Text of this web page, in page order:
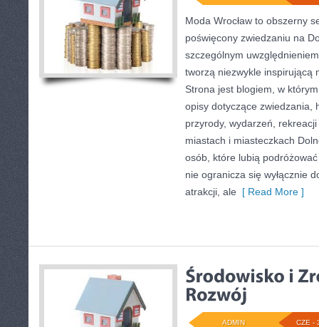
Moda Wrocław to obszerny
poświęcony zwiedzaniu na
szczególnym
tworzą niezwykle inspirującą
Strona jest blogiem, w
opisy dotyczące zwiedzania,
przyrody, wydarzeń,
miastach i miasteczkach
osób, które lubią
nie ogranicza się wyłącznie
atrakcji, ale [ Read More ]
CZE -
ADMIN